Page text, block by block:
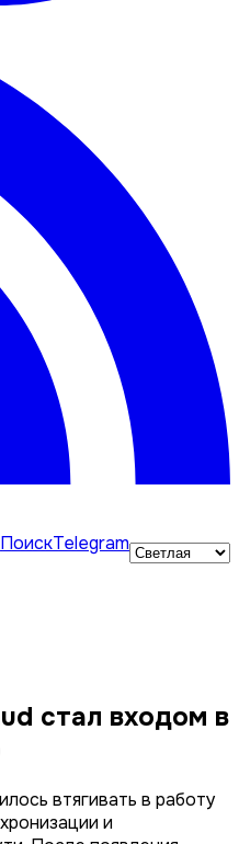
ПоискTelegram
стал входом в
втягивать в работу
и